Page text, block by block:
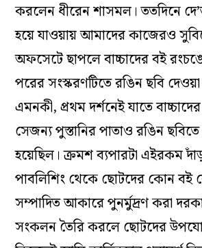
করলেন ধীরেন শাসমল। ততদিনে
হয়ে যাওয়ায় আমাদের কাজেরও
অফসেটে ছাপলে বাচ্চাদের বই
পরের সংস্করণটিতে রঙিন ছবি
এমনকী, প্রথম দর্শনেই যাতে
সেজন্য পুস্তানির পাতাও রঙিন
হয়েছিল। ক্রমশ ব্যপারটা এইরকম
পাবলিশিং থেকে ছোটদের কোন
সম্পাদিত আকারে পুনর্মুদ্রণ করা
সংকলন তৈরি করলে ছোটদের